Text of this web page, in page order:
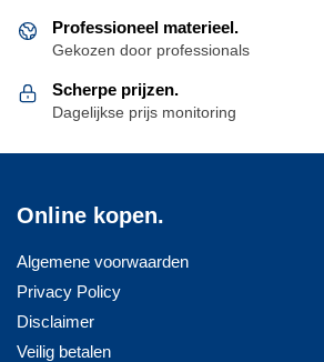
Professioneel materieel.
Gekozen door professionals
Scherpe prijzen.
Dagelijkse prijs monitoring
Online kopen.
Algemene voorwaarden
Privacy Policy
Disclaimer
Veilig betalen